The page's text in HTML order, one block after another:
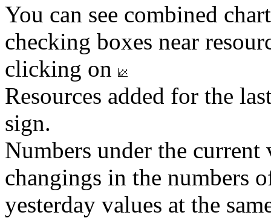
You can see combined
checking boxes near
clicking on
Resources added for the
sign.
Numbers under the
changings in the numbers
yesterday values at the